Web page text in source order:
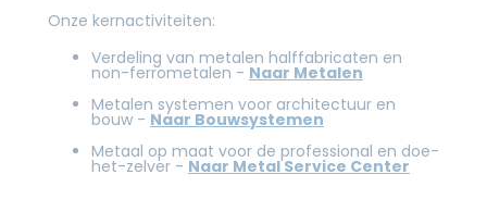
Onze kernactiviteiten:
Verdeling van metalen halffabricaten en
non-ferrometalen - Naar Metalen
Metalen systemen voor architectuur en
bouw - Naar Bouwsystemen
Metaal op maat voor de professional en doe-
het-zelver - Naar Metal Service Center